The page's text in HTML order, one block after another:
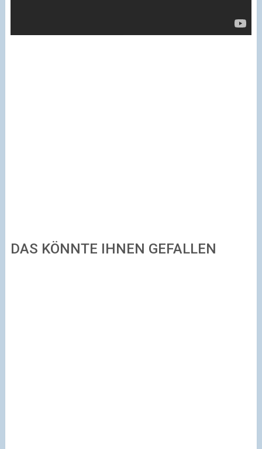
DAS KÖNNTE IHNEN GEFALLEN